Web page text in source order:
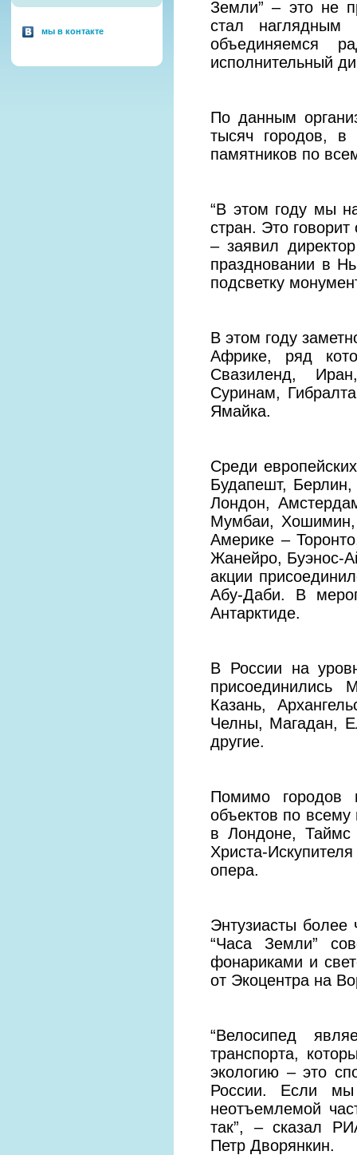
мы в контакте
Земли” – это не
стал
объединяемся
исполнительный
По данным
тысяч городов, в
памятников по
“В этом году мы
стран. Это
– заявил
праздновании в
подсветку
В этом году
Африке, ряд
Свазиленд,
Суринам,
Ямайка.
Среди
Будапешт,
Лондон,
Мумбаи, Хошимин,
Америке –
Жанейро, Буэнос-
акции
Абу-Даби. В
Антарктиде.
В России на
присоединились
Казань,
Челны, Магадан,
другие.
Помимо городов
объектов по
в Лондоне, Таймс
Христа-
опера.
Энтузиасты
“Часа Земли”
фонариками и
от Экоцентра на
“Велосипед
транспорта,
экологию – это
России. Если
неотъемлемой
так”, – сказал
Петр Дворянкин.